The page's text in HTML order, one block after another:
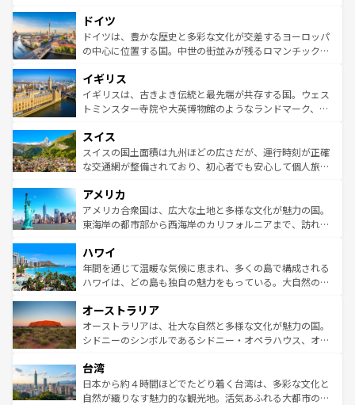
せる。地方によって風土や気候が異なるスペインはその個
性で訪れる人を魅了する。 なお、新着のスペイン情報は コ
ンテンツ一覧を参照してほしい。
で、幅広い魅力が詰まっている。華麗な宮殿、歴史的な大
聖堂、美しいビーチ、そして豊かな自然が、訪れる者を心
から魅了する。また、フランスは美食の国としても知ら
いる。シャンパンの発祥地であるランス、プロヴァンスの
香り高いラベンダー畑など、多彩な楽しみ方が可能だ。さ
らに、パリ以外の地域にも魅力が溢れており、どの街角に
れる地方に足を運ぶとそれぞれで全く異なる文化を体験で
きるだろう。 なお、新着のフランス情報はコンテンツ一覧
を参照してほしい。
ドイツ
ドイツは、豊かな歴史と多彩な文化が交差するヨーロッパ
の中心に位置する国。中世の街並みが残るロマンチック街
顔を持つこの国は、どこを歩いても飽きることがない。ベ
ルリンの文化的活気、バイエルン州のアルプスの絶景、そ
してライン川沿いのワイン畑といった風景は必見。ビール
は、お酒好きな人にはぜひ体験してほしい。 なお、新着の
ドイツ情報はコンテンツ一覧を参照してほしい。
イギリス
イギリスは、古きよき伝統と最先端が共存する国。ウェス
トミンスター寺院や大英博物館のようなランドマーク、歴
リアごとに異なる魅力がある。また、優雅なアフタヌーン
ティー、ビール好きにはたまらない英国パブ、サッカー観
戦など、本場だからこそできる体験も豊富。イギリスを旅
ンツ一覧を参照してほしい。
スイス
スイスの国土面積は九州ほどの広さだが、運行時刻が正確
な交通網が整備されており、初心者でも安心して個人旅行
の建物がそのまま残る町や、スイスならではのユニークな
博物館もあり、アルプス観光だけでなく町歩きも満喫する
ことができる。国民の所得が高いため物価も高いが、旅行
ば市内交通費無料で観光を楽しむこともできる。 なお、新
着のスイス情報はコンテンツ一覧 を参照してほしい。
アメリカ
アメリカ合衆国は、広大な土地と多様な文化が魅力の国。
東海岸の都市部から西海岸のカリフォルニアまで、訪れる
のような巨大都市は、観光、ショッピング、エンターテイ
ンメントが詰まった刺激的なスポットだ。一方、アメリカ
西部には大自然が広がり、グランドキャニオンやイエロー
部のニューオーリンズでは、音楽と美食が融合した独特の
文化が魅力。旅行者はアメリカの各地域で異なる魅力を楽
しみながら、その多様性と豊かな歴史を感じることができ
ならではの贅沢な旅のスタイルだ。 なお、新着のアメリカ
情報はコンテンツ一覧を参照してほしい。
ハワイ
年間を通じて温暖な気候に恵まれ、多くの島で構成される
ハワイは、どの島も独自の魅力をもっている。大自然の神
ワイ島は見逃せない。また、定番の観光地といえばオアフ
島だが、静かな自然を求めるならマウイ島やカウアイ島が
おすすめ。エメラルドグリーンに輝く海をはじめ、豊かな
れるおもてなしの心で訪れる人々を迎えてくれるハワイの
人々、おいしいローカルフードやハワイアンミュージッ
ク、伝統的なフラダンスなど、すべてがハワイの魅力を彩
オーストラリア
オーストラリアは、壮大な自然と多様な文化が魅力の国。
シドニーのシンボルであるシドニー・オペラハウス、オー
リアリーフや大陸中央部にそびえるウルル（エアーズロッ
ク）、タスマニアの美しい原生林やケアンズの熱帯雨林な
ど、見どころがたくさん。また、カフェやワイン、オージ
台湾
日本から約４時間ほどでたどり着く台湾は、多彩な文化と
自然が織りなす魅力的な観光地。活気あふれる大都市の台